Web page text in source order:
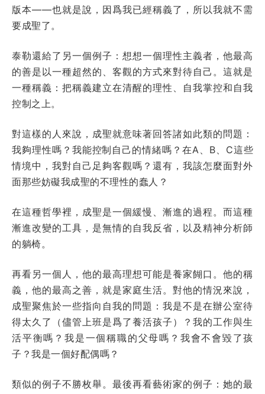
版本——也就是說，因爲我已經稱義了，所以我就不需
要成聖了。
泰勒還給了另一個例子：想想一個理性主義者，他最高
的善是以一種超然的、客觀的方式來對待自己。這就是
一種稱義：把稱義建立在清醒的理性、自我掌控和自我
控制之上。
對這樣的人來說，成聖就意味著回答諸如此類的問題：
我夠理性嗎？我能控制自己的情緒嗎？在A、B、C這些
情境中，我對自己足夠客觀嗎？還有，我該怎麼面對外
面那些妨礙我成聖的不理性的蠢人？
在這種哲學裡，成聖是一個緩慢、漸進的過程。而這種
漸進改變的工具，是無情的自我反省，以及精神分析師
的躺椅。
再看另一個人，他的最高理想可能是養家餬口。他的稱
義，他的最高之善，就是家庭生活。對他的情況來說，
成聖聚焦於一些指向自我的問題：我是不是在辦公室待
得太久了（儘管上班是爲了養活孩子）？我的工作與生
活平衡嗎？我是一個稱職的父母嗎？我會不會毀了孩
子？我是一個好配偶嗎？
類似的例子不勝枚舉。最後再看藝術家的例子：她的最